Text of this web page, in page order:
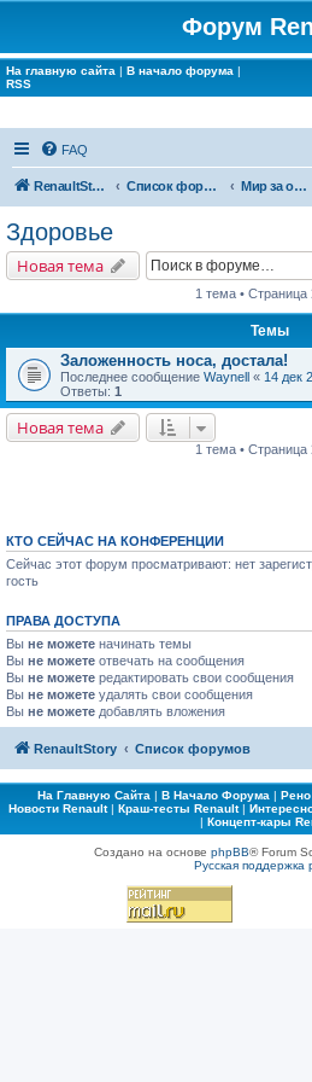
Форум
На главную сайта | В начало форума |
RSS
FAQ
RenaultStory Список форумов Мир за окном Renault
Здоровье
Новая тема
1 тема • Страница
Темы
Заложенность носа, достала!
Последнее сообщение Waynell « 14 дек
Ответы: 1
Новая тема
1 тема • Страница
КТО СЕЙЧАС НА КОНФЕРЕНЦИИ
Сейчас этот форум просматривают: нет
гость
ПРАВА ДОСТУПА
Вы не можете начинать темы
Вы не можете отвечать на сообщения
Вы не можете редактировать свои сообщения
Вы не можете удалять свои сообщения
Вы не можете добавлять вложения
RenaultStory Список форумов
На Главную Сайта | В Начало Форума |
Новости Renault| Краш-тесты Renault|
| Концепт-кары
Создано на основе phpBB® Forum
Русская поддержка